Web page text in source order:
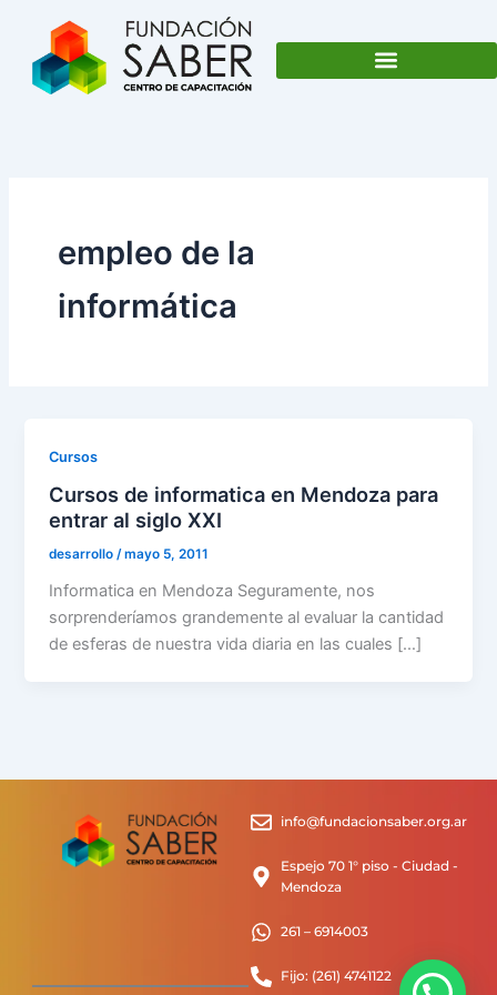
contenido
empleo de la
informática
Cursos
Cursos de informatica en Mendoza para
entrar al siglo XXI
desarrollo/mayo 5, 2011
Informatica en Mendoza Seguramente, nos
sorprenderíamos grandemente al evaluar la cantidad
de esferas de nuestra vida diaria en las cuales […]
info@fundacionsaber.org.ar
Espejo 70 1° piso - Ciudad -
Mendoza
261 – 6914003
Fijo: (261) 4741122